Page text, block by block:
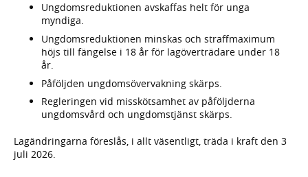
Ungdomsreduktionen avskaffas helt för unga
myndiga.
Ungdomsreduktionen minskas och straffmaximum
höjs till fängelse i 18 år för lagöverträdare under 18
år.
Påföljden ungdomsövervakning skärps.
Regleringen vid misskötsamhet av påföljderna
ungdomsvård och ungdomstjänst skärps.
Lagändringarna föreslås, i allt väsentligt, träda i kraft den 3
juli 2026.